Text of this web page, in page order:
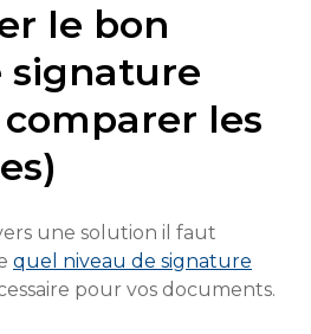
le bon
signature
les
une solution il faut
quel niveau de signature
pour vos documents.